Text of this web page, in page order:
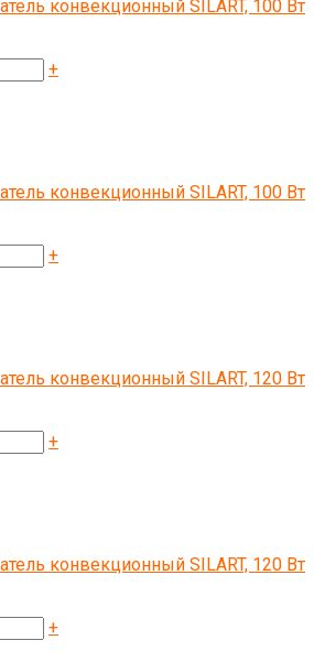
конвекционный SILART, 100 Вт
+
конвекционный SILART, 100 Вт
+
конвекционный SILART, 120 Вт
+
конвекционный SILART, 120 Вт
+